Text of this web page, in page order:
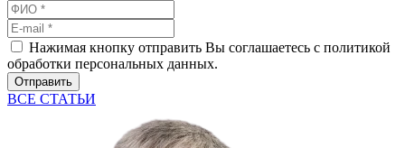
Нажимая кнопку отправить Вы соглашаетесь с политикой
обработки персональных данных.
Отправить
ВСЕ СТАТЬИ